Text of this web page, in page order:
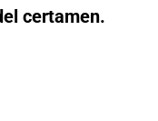
certamen.